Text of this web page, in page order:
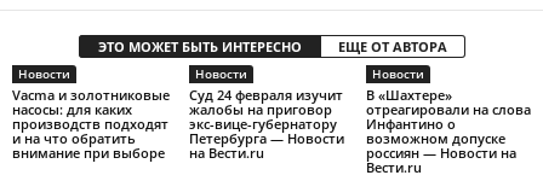
ЭТО МОЖЕТ БЫТЬ ИНТЕРЕСНО ЕЩЕ ОТ АВТОРА
Новости
Vacma и золотниковые
насосы: для каких
производств подходят
и на что обратить
внимание при выборе
Новости
Суд 24 февраля изучит
жалобы на приговор
экс-вице-губернатору
Петербурга — Новости
на Вести.ru
Новости
В «Шахтере»
отреагировали на слова
Инфантино о
возможном допуске
россиян — Новости на
Вести.ru